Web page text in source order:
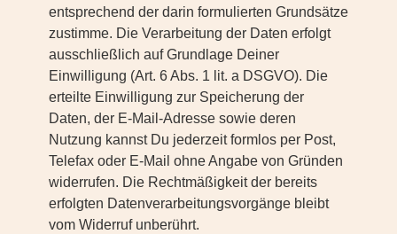
entsprechend der darin formulierten Grundsätze
zustimme. Die Verarbeitung der Daten erfolgt
ausschließlich auf Grundlage Deiner
Einwilligung (Art. 6 Abs. 1 lit. a DSGVO). Die
erteilte Einwilligung zur Speicherung der
Daten, der E-Mail-Adresse sowie deren
Nutzung kannst Du jederzeit formlos per Post,
Telefax oder E-Mail ohne Angabe von Gründen
widerrufen. Die Rechtmäßigkeit der bereits
erfolgten Datenverarbeitungsvorgänge bleibt
vom Widerruf unberührt.